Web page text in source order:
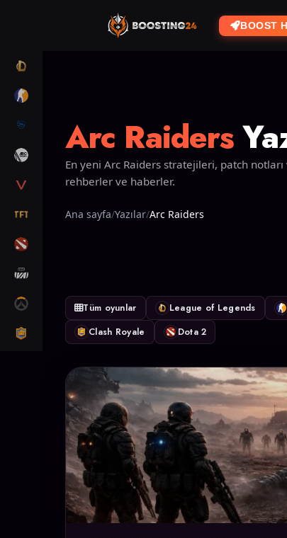
VALORANT
OW2
CLASH ROYALE
BOOST
Arc Raiders
En yeni Arc Raiders stratejileri, patch
rehberler ve haberler.
Ana sayfa Yazılar Arc Raiders
Tüm oyunlar League of Legends
Clash Royale
Dota 2